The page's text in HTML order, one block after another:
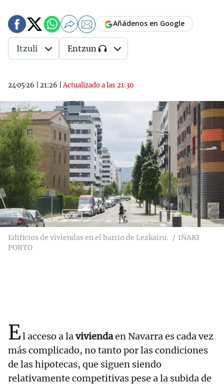
24·05·26 21:26 |Actualizado a las 21:30
Añádenos en Google
Itzuli Entzun
Edificios de viviendas en el barrio de Lezkairu.
IÑAKI
PORTO
El acceso a laviviendaen Navarra es cada vez
más complicado, no tanto por las condiciones
de las hipotecas, que siguen siendo
relativamente competitivas pese a la subida de